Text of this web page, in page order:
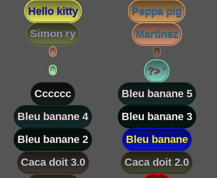
Hello kitty
Peppa pig
Simon ry
Martinez
?> '
Cccccc
Bleu banane 5
Bleu banane 4
Bleu banane 3
Bleu banane 2
Bleu banane
Caca doit 3.0
Caca doit 2.0